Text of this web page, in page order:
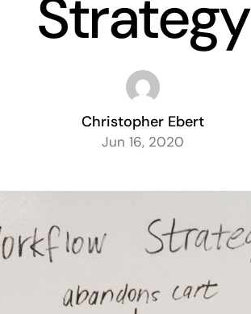
Strategy
Christopher Ebert
Jun 16, 2020